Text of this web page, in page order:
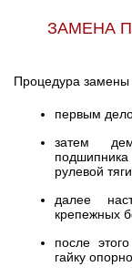
ЗАМЕНА
Процедура замены
первым
затем
рулевой
далее
крепежных
после
гайку